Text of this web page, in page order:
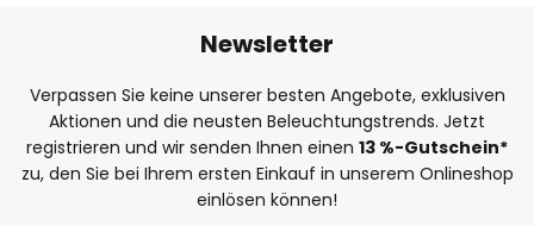
Newsletter
Verpassen Sie keine unserer besten Angebote, exklusiven
Aktionen und die neusten Beleuchtungstrends. Jetzt
registrieren und wir senden Ihnen einen 13 %-Gutschein*
zu, den Sie bei Ihrem ersten Einkauf in unserem Onlineshop
einlösen können!